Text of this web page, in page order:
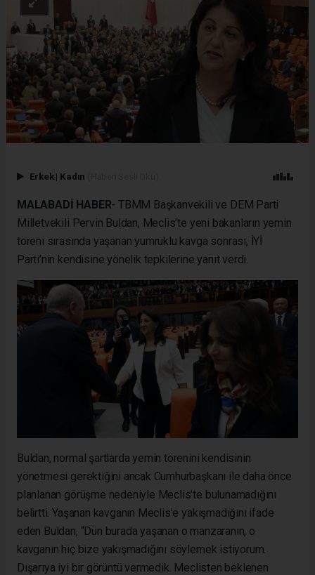
Erkek | Kadın
MALABADİ HABER- TBMM Başkanvekili ve DEM Parti
Milletvekili Pervin Buldan, Meclis’te yeni bakanların yemin
töreni sırasında yaşanan yumruklu kavga sonrası, İYİ
Parti’nin kendisine yönelik tepkilerine yanıt verdi.
Buldan, normal şartlarda yemin törenini kendisinin
yönetmesi gerektiğini ancak Cumhurbaşkanı ile daha önce
planlanan görüşme nedeniyle Meclis’te bulunamadığını
belirtti. Yaşanan kavganın Meclis’e yakışmadığını ifade
eden Buldan, “Dün burada yaşanan o manzaranın, o
kavganın hiç bize yakışmadığını söylemek istiyorum.
Dışarıya iyi bir görüntü vermedik. Meclisten beklenen